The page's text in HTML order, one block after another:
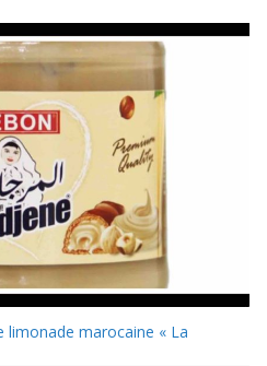
limonade marocaine « La